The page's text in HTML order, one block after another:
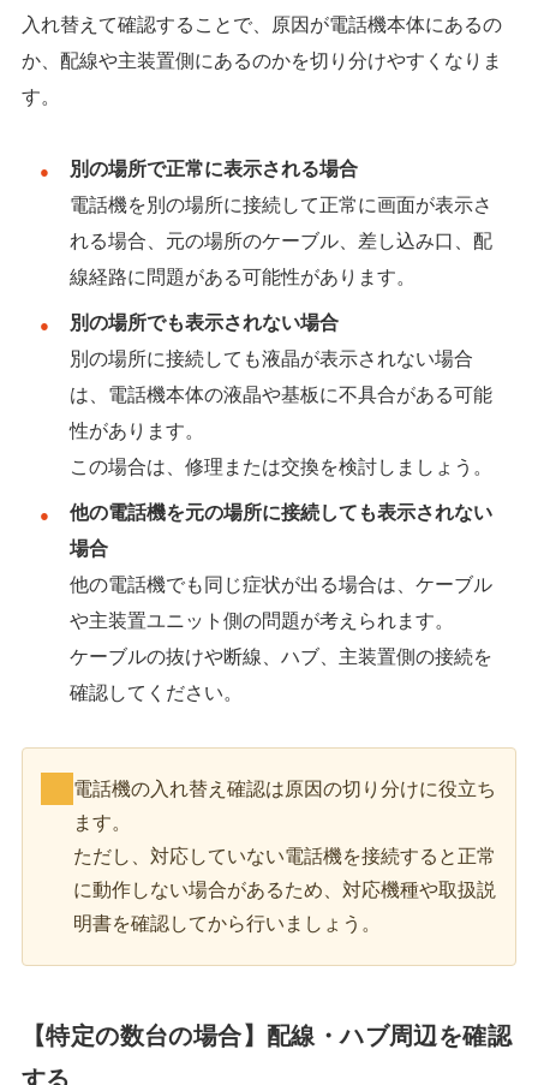
入れ替えて確認することで、原因が電話機本体にあるの
か、配線や主装置側にあるのかを切り分けやすくなりま
す。
別の場所で正常に表示される場合
電話機を別の場所に接続して正常に画面が表示さ
れる場合、元の場所のケーブル、差し込み口、配
線経路に問題がある可能性があります。
別の場所でも表示されない場合
別の場所に接続しても液晶が表示されない場合
は、電話機本体の液晶や基板に不具合がある可能
性があります。
この場合は、修理または交換を検討しましょう。
他の電話機を元の場所に接続しても表示されない
場合
他の電話機でも同じ症状が出る場合は、ケーブル
や主装置ユニット側の問題が考えられます。
ケーブルの抜けや断線、ハブ、主装置側の接続を
確認してください。
電話機の入れ替え確認は原因の切り分けに役立ち
ます。
ただし、対応していない電話機を接続すると正常
に動作しない場合があるため、対応機種や取扱説
明書を確認してから行いましょう。
【特定の数台の場合】配線・ハブ周辺を確認
する